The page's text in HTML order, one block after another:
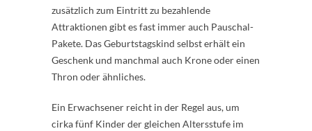
zusätzlich zum Eintritt zu bezahlende
Attraktionen gibt es fast immer auch Pauschal-
Pakete. Das Geburtstagskind selbst erhält ein
Geschenk und manchmal auch Krone oder einen
Thron oder ähnliches.
Ein Erwachsener reicht in der Regel aus, um
cirka fünf Kinder der gleichen Altersstufe im